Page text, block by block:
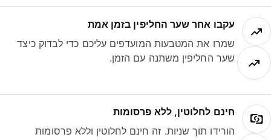
עקבו אחר שער החליפין בזמן אמת
שמרו את המטבעות המועדפים עליכם כדי לבדוק כיצד
שער החליפין משתנה עם הזמן.
חינם לחלוטין, ללא פרסומות
הורידו תוך שניות. זה חינם לחלוטין וללא פרסומות